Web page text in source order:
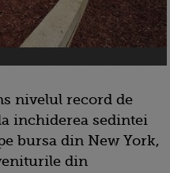
nivelul record de
inchiderea sedintei
bursa din New York,
din